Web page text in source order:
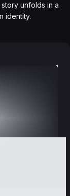
unfolds in a
identity.